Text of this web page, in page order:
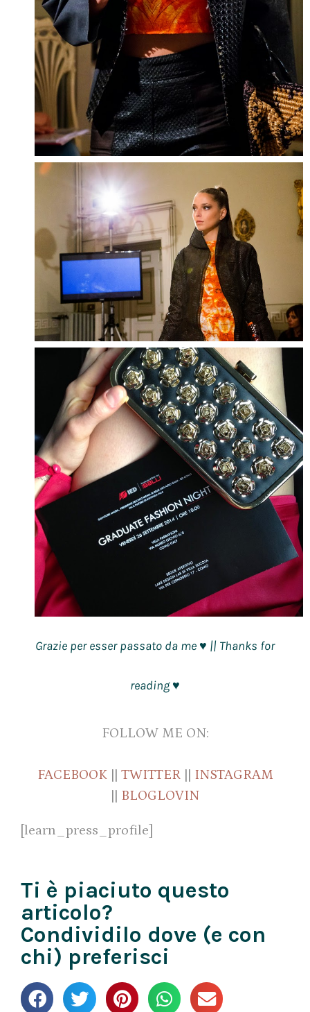
Grazie per esser passato da me ♥ || Thanks for
reading ♥
FOLLOW ME ON:
FACEBOOK|| TWITTER|| INSTAGRAM
BLOGLOVIN
[learn_press_profile]
Ti è piaciuto questo
articolo?
Condividilo dove (e con
chi) preferisci